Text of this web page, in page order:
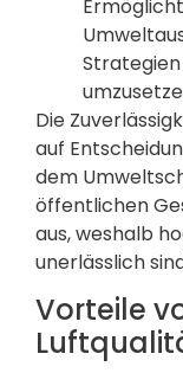
Die
auf
dem
öffentlichen
aus, weshalb
unerlässlich
Vorteile